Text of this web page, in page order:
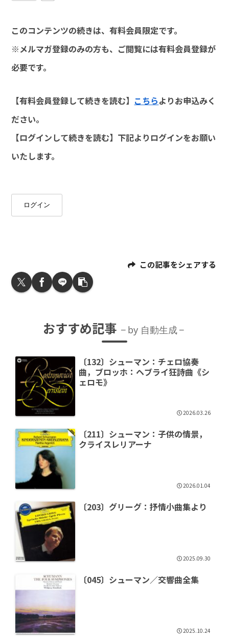
このコンテンツの続きは、有料会員限定です。
※メルマガ登録のみの方も、ご閲覧には有料会員登録が
必要です。
【有料会員登録して続きを読む】 こちらよりお申込みく
ださい。
【ログインして続きを読む】下記よりログインをお願い
いたします。
ログイン
この記事をシェアする
おすすめ記事 by 自動生成
〔132〕シューマン：チェロ協奏
曲，ブロッホ：ヘブライ狂詩曲《シ
ェロモ》
2026.03.26
〔211〕シューマン：子供の情景，
クライスレリアーナ
2026.01.04
〔203〕グリーグ：抒情小曲集より
2025.09.30
〔045〕シューマン／交響曲全集
2025.10.24